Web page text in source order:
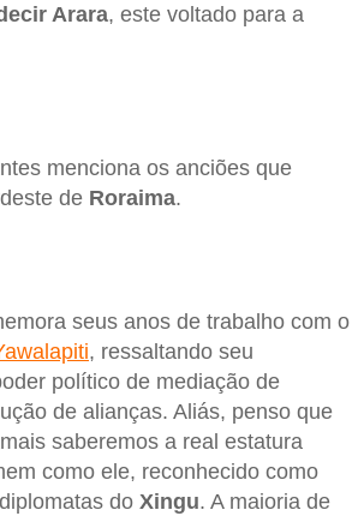
Arara, este voltado para a
menciona os anciões que
de Roraima.
seus anos de trabalho com o
, ressaltando seu
político de mediação de
de alianças. Aliás, penso que
saberemos a real estatura
como ele, reconhecido como
do Xingu. A maioria de